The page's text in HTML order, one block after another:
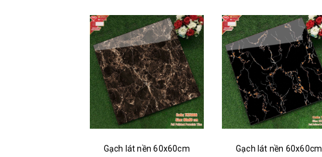
Gạch lát nền 60x60cm
Gạch lát nền 60x60cm